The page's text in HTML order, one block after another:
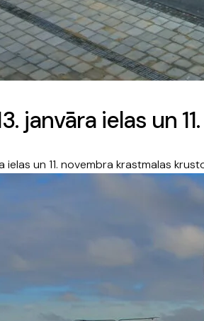
janvāra ielas un
ielas un 11. novembra krastmalas